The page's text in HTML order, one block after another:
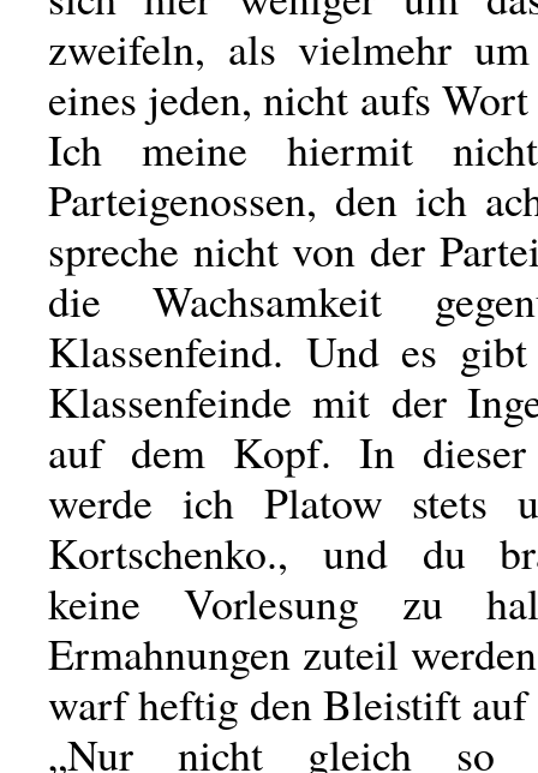
zweifeln, als vielmehr
eines jeden, nicht aufs
Ich meine hiermit
Parteigenossen, den ich
spreche nicht von der
die Wachsamkeit
Klassenfeind. Und es
Klassenfeinde mit der
auf dem Kopf. In dieser
werde ich Platow stets
Kortschenko., und du
keine Vorlesung zu
Ermahnungen zuteil
warf heftig den Bleistift auf
„Nur nicht gleich so